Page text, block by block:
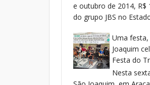
e outubro de 2014, R$
do grupo JBS no
Uma festa,
Joaquim
Festa do
Nesta